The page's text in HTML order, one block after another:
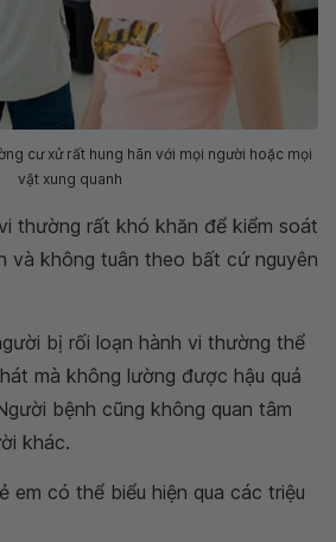
cư xử rất hung hãn với mọi người hoặc mọi
vật xung quanh
thường rất khó khăn để kiểm soát
và không tuân theo bất cứ nguyên
bị rối loạn hành vi thường thể
mà không lường được hậu quả
bệnh cũng không quan tâm
khác.
em có thể biểu hiện qua các triệu